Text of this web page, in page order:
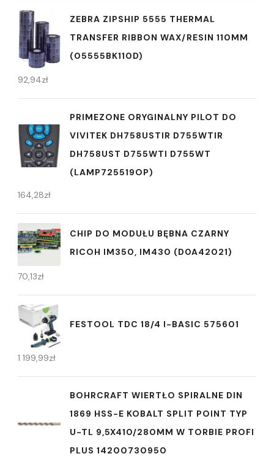
ZEBRA ZIPSHIP 5555 THERMAL
TRANSFER RIBBON WAX/RESIN 110MM
(05555BK110D)
92,94zł
PRIMEZONE ORYGINALNY PILOT DO
VIVITEK DH758USTIR D755WTIR
DH758UST D755WTI D755WT
(LAMP725519OP)
164,28zł
CHIP DO MODUŁU BĘBNA CZARNY
RICOH IM350, IM430 (D0A42021)
70,13zł
FESTOOL TDC 18/4 I-BASIC 575601
1 199,99zł
BOHRCRAFT WIERTŁO SPIRALNE DIN
1869 HSS-E KOBALT SPLIT POINT TYP
U-TL 9,5X410/280MM W TORBIE PROFI
PLUS 14200730950